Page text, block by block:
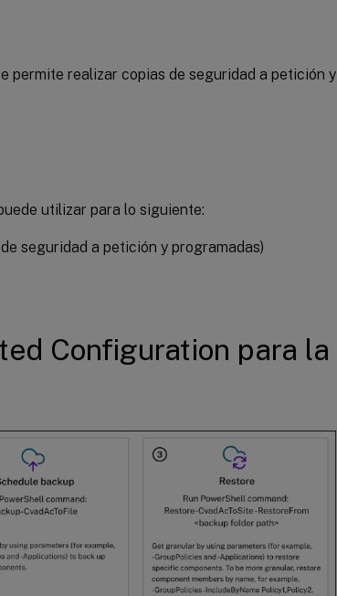
permite realizar copias de seguridad a petición y
utilizar para lo siguiente:
seguridad a petición y programadas)
Configuration para la